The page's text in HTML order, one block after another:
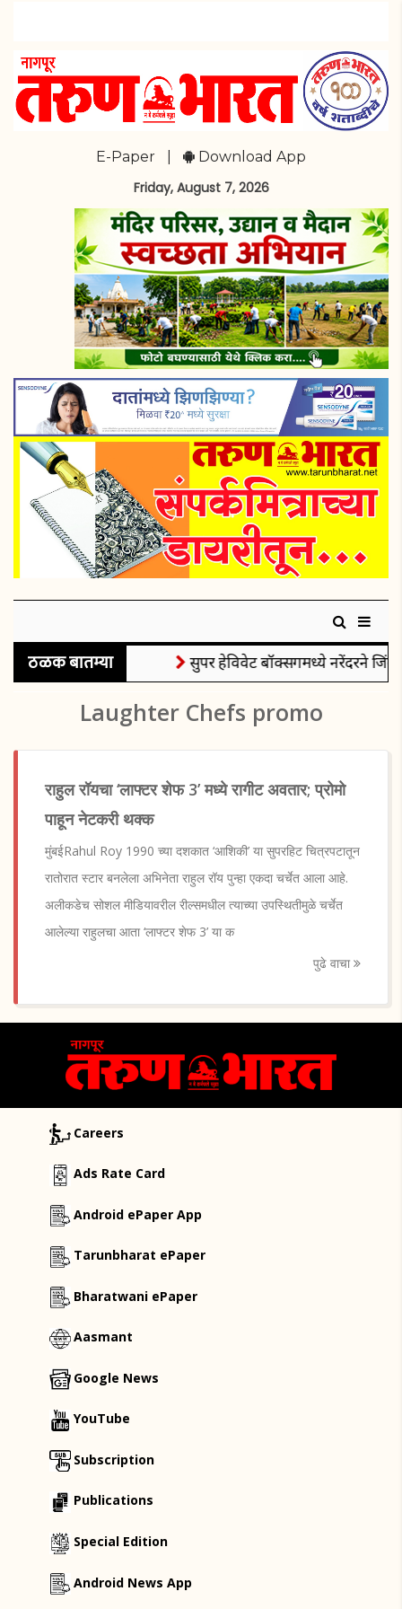
E-Paper Download App
Friday, August 7, 2026
ठळक बातम्या सुपर हेविवेट बॉक्सिंगमध्ये नरेंदरने
Laughter Chefs promo
राहुल रॉयचा ‘लाफ्टर शेफ 3’ मध्ये रागीट अवतार; प्रोमो
पाहून नेटकरी थक्क
मुंबईRahul Roy 1990 च्या दशकात ‘आशिकी’ या सुपरहिट चित्रपटातून
रातोरात स्टार बनलेला अभिनेता राहुल रॉय पुन्हा एकदा चर्चेत आला आहे.
अलीकडेच सोशल मीडियावरील रील्समधील त्याच्या उपस्थितीमुळे चर्चेत
आलेल्या राहुलचा आता ‘लाफ्टर शेफ 3’ या क
पुढे वाचा
Careers
Ads Rate Card
Android ePaper App
Tarunbharat ePaper
Bharatwani ePaper
Aasmant
Google News
YouTube
Subscription
Publications
Special Edition
Android News App